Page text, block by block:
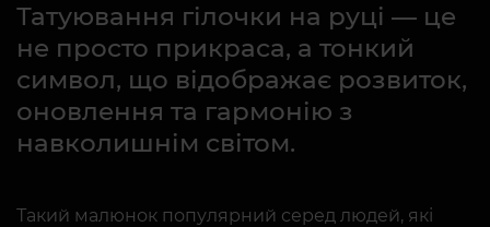
Татуювання гілочки на руці — це
не просто прикраса, а тонкий
символ, що відображає розвиток,
оновлення та гармонію з
навколишнім світом.
Такий малюнок популярний серед людей, які